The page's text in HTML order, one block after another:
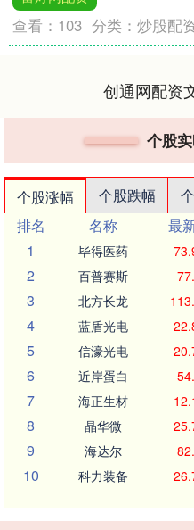
查看： 103 分类：炒股配
创通网配资
个股
个股涨幅 个股跌幅
排名
名称 最
1
毕得医药
2 百普赛斯
3 北方长龙
4 蓝盾光电
5 信濠光电
6 近岸蛋白
7 海正生材
8 晶华微
9 海达尔
10 科力装备